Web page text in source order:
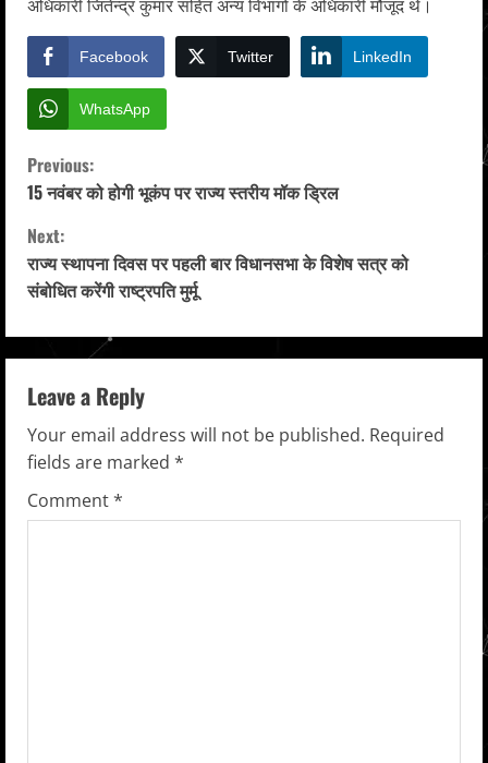
अधिकारी जितेन्द्र कुमार सहित अन्य विभागों के अधिकारी मौजूद थे।
Facebook Twitter LinkedIn
WhatsApp
C
o
n
t
i
n
u
e
Previous:
15 नवंबर को होगी भूकंप पर राज्य स्तरीय मॉक ड्रिल
Next:
राज्य स्थापना दिवस पर पहली बार विधानसभा के विशेष सत्र को
संबोधित करेंगी राष्ट्रपति मुर्मू
Leave a Reply
Your email address will not be published. Required
fields are marked *
Comment*